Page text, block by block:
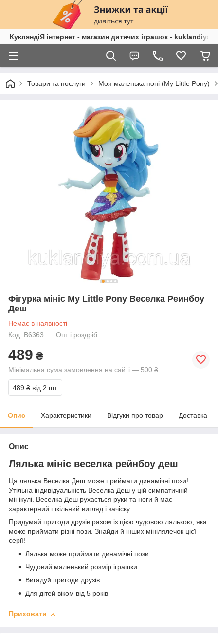
КукляндіЯ інтернет - магазин дитячих іграшок -
Товари та послуги Моя маленька поні (My Lіttle Pony)
Фігурка мініс My Little Pony Веселка Реинбоу
Деш
Немає в наявності
Код: B6363
Опт і роздріб
489 ₴
Мінімальна сума замовлення на сайті — 500 ₴
489 ₴ від 2 шт.
Опис Характеристики Відгуки про товар Доставка
Опис
Лялька мініс веселка рейнбоу деш
Ця лялька Веселка Деш може приймати динамічні пози!
Утільна індивідуальність Веселка Деш у цій симпатичній
мінікулі. Веселка Деш рухається руки та ноги й має
характерний шкільний вигляд і зачіску.
Придумай пригоди друзів разом із цією чудовою лялькою, яка
може приймати різні пози. Знайди й інших мінілялечок цієї
серії!
Лялька може приймати динамічні пози
Чудовий маленький розмір іграшки
Вигадуй пригоди друзів
Для дітей віком від 5 років.
Приховати